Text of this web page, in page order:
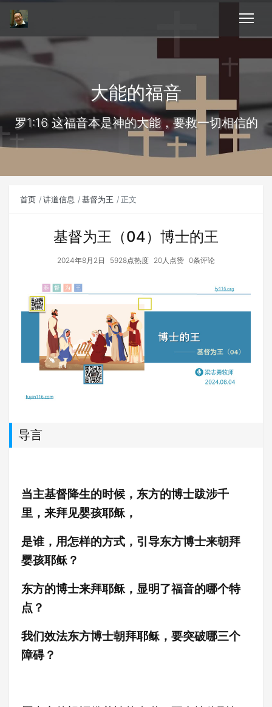
大能的福音
罗1:16 这福音本是神的大能，要救一切相信的
首页 讲道信息 基督为王 正文
基督为王（04）博士的王
2024年8月2日 5928点热度 20人点赞 0条评论
导言
当主基督降生的时候，东方的博士跋涉千
里，来拜见婴孩耶稣，
是谁，用怎样的方式，引导东方博士来朝拜
婴孩耶稣？
东方的博士来拜耶稣，显明了福音的哪个特
点 ？
我们效法东方博士朝拜耶稣，要突破哪三个
障碍？